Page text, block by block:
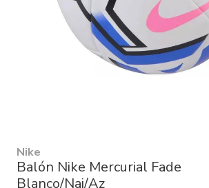
Nike
Balón Nike Mercurial Fade
Blanco/Naj/Az